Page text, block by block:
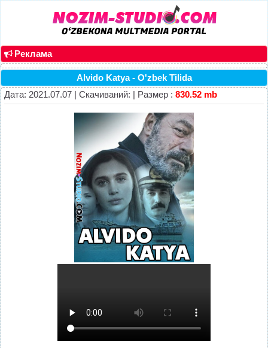
Реклама
Alvido Katya - O'zbek Tilida
Дата: 2021.07.07 | Скачиваний: | Размер : 830.52 mb